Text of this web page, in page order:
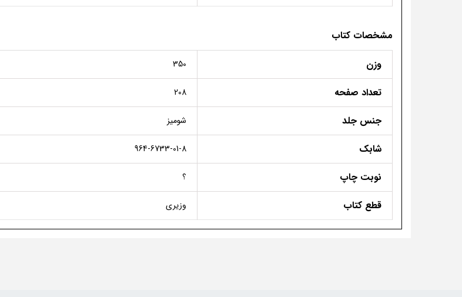
مشخصات کتاب
وزن
350
تعداد صفحه 208
جنس جلد شومیز
شابک 964-6733-01-8
نوبت چاپ ؟
قطع کتاب وزیری